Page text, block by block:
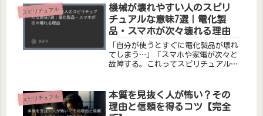
ぶ新宿の真ん中にあることです。境内
に入っても、その周りにはビルが立ち
並ん...
スピリチュアル
機械が壊れやすい人のスピリ
チュアルな意味7選｜電化製
品・スマホが次々壊れる理由
「自分が使うとすぐに電化製品が壊れ
てしまう…」「スマホや家電が次々と
故障する。これってスピリチュアルな
インとして捉えられることがありま
す。特定の人の周りで電化製品が次々
と壊...
スピリチュアル
本質を見抜く人が怖い？その
理由と信頼を得るコツ【完全